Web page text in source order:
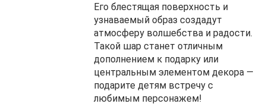
Его блестящая поверхность и
узнаваемый образ создадут
атмосферу волшебства и радости.
Такой шар станет отличным
дополнением к подарку или
центральным элементом декора —
подарите детям встречу с
любимым персонажем!